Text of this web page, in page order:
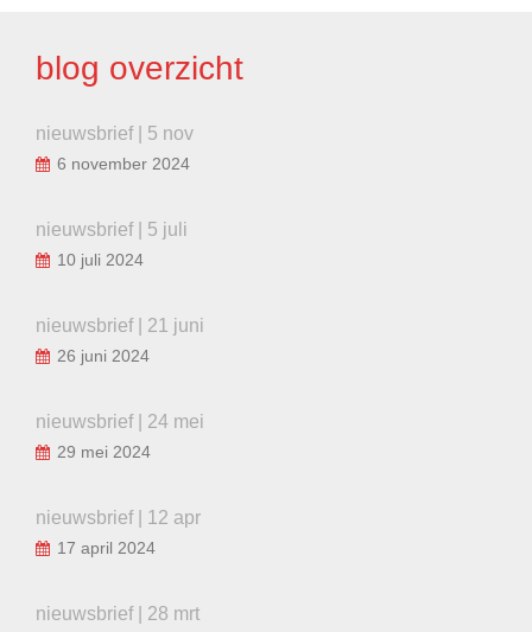
blog overzicht
nieuwsbrief | 5 nov
6 november 2024
nieuwsbrief | 5 juli
10 juli 2024
nieuwsbrief | 21 juni
26 juni 2024
nieuwsbrief | 24 mei
29 mei 2024
nieuwsbrief | 12 apr
17 april 2024
nieuwsbrief | 28 mrt